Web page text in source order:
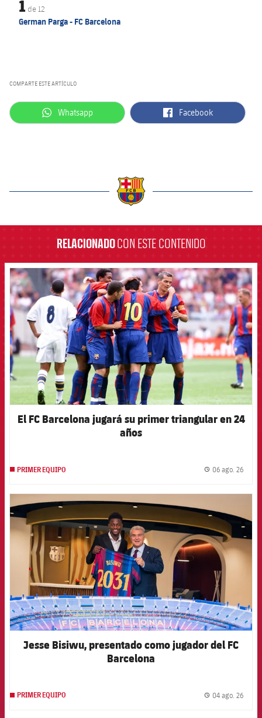
1 de 12
German Parga - FC Barcelona
COMPARTE ESTE ARTÍCULO
label.aria.whatsapp
Whatsapp label.aria.facebook
Facebook
RELACIONADOCON ESTE CONTENIDO
FCB Barcelona badge
El FC Barcelona jugará su primer triangular en 24
años
PRIMER EQUIPO 06 ago. 26
Jesse Bisiwu, presentado como jugador del FC
Barcelona
PRIMER EQUIPO 04 ago. 26